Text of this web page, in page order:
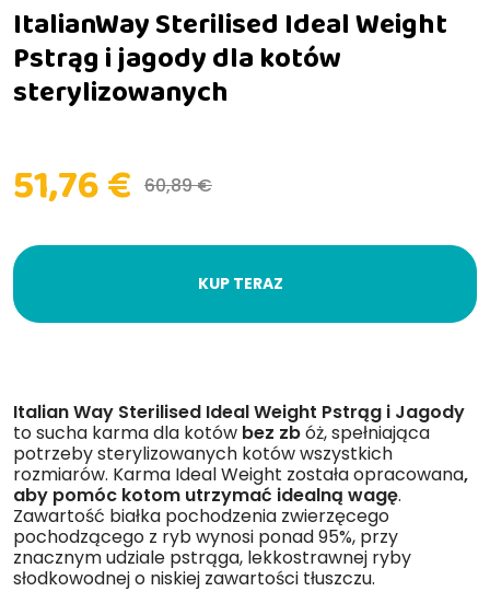
ItalianWay Sterilised Ideal Weight
Pstrąg i jagody dla kotów
sterylizowanych
51,76 € 60,89 €
KUP TERAZ
Italian Way Sterilised Ideal Weight Pstrąg i Jagody
to sucha karma dla kotów bez zbóż, spełniająca
potrzeby sterylizowanych kotów wszystkich
rozmiarów. Karma Ideal Weight została opracowana,
aby pomóc kotom utrzymać idealną wagę.
Zawartość białka pochodzenia zwierzęcego
pochodzącego z ryb wynosi ponad 95%, przy
znacznym udziale pstrąga, lekkostrawnej ryby
słodkowodnej o niskiej zawartości tłuszczu.